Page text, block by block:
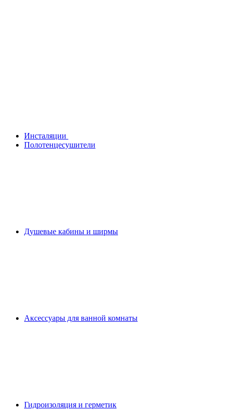
Инсталяции
Полотенцесушители
Душевые кабины и ширмы
Аксессуары для ванной комнаты
Гидроизоляция и герметик